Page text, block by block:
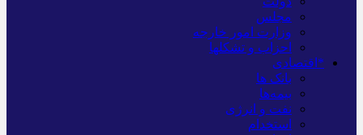
مجلس
وزارت امور خارجه
احزاب و تشکلها
*اقتصادی
بانک ها
بیمه‌ها
نفت و انرژی
استخدام